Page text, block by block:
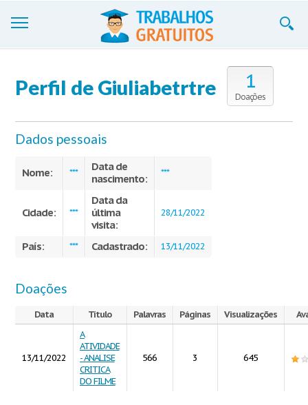
Cadastre-se
Entre
1
Doações
Perfil de Giuliabetrtre
Dados pessoais
Nome: ***
Data de
nascimento:
***
Cidade: ***
Data da
última
visita:
28/11/2022
País: *** Cadastrado: 13/11/2022
Doações
Data Título Palavras Páginas Visualizações
13/11/2022
A
ATIVIDADE
- ANALISE
CRITICA
DO FILME
566 3 645